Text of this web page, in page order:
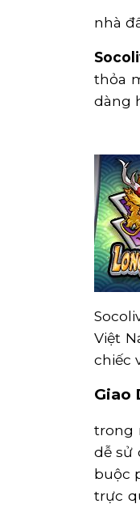
nhà
thỏa
dàng
Việt
chiếc
Giao
trong
dễ sử
buộc
trực